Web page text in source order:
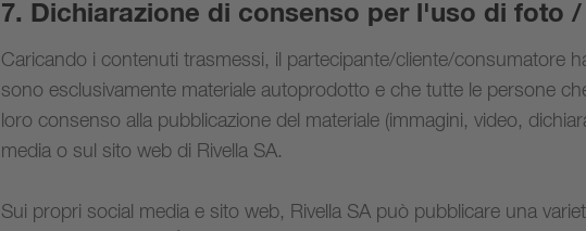
7. Dichiarazione di consenso per l'uso di foto
Caricando i contenuti trasmessi, il partecipante/cliente/consumatore
sono esclusivamente materiale autoprodotto e che tutte le persone
loro consenso alla pubblicazione del materiale (immagini, video,
media o sul sito web di Rivella SA.
Sui propri social media e sito web, Rivella SA può pubblicare una